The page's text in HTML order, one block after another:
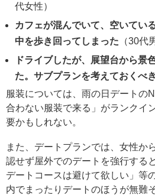
代女性）
カフェが混んでいて、空いてい
中を歩き回ってしまった （30代
ドライブしたが、展望台から景
た。サブプランを考えておくべ
服装については、雨の日デートの
合わない服装で来る」がランクイ
要かもしれない。
また、デートプランでは、女性か
認せず屋外でのデートを強行する
デートコースは避けて欲しい」等
内でまったりデートのほうが無難